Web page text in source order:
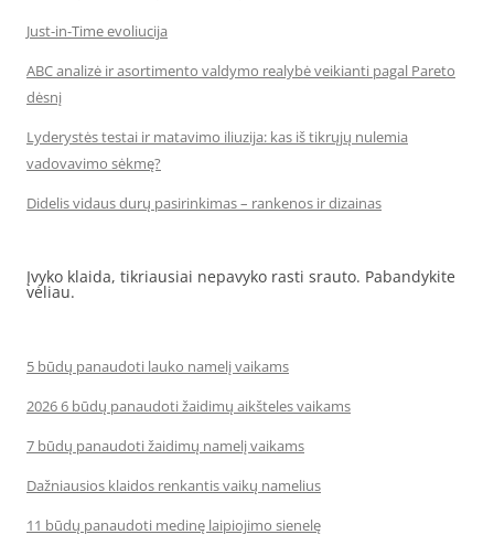
Just-in-Time evoliucija
ABC analizė ir asortimento valdymo realybė veikianti pagal Pareto
dėsnį
Lyderystės testai ir matavimo iliuzija: kas iš tikrųjų nulemia
vadovavimo sėkmę?
Didelis vidaus durų pasirinkimas – rankenos ir dizainas
Įvyko klaida, tikriausiai nepavyko rasti srauto. Pabandykite
vėliau.
5 būdų panaudoti lauko namelį vaikams
2026 6 būdų panaudoti žaidimų aikšteles vaikams
7 būdų panaudoti žaidimų namelį vaikams
Dažniausios klaidos renkantis vaikų namelius
11 būdų panaudoti medinę laipiojimo sienelę